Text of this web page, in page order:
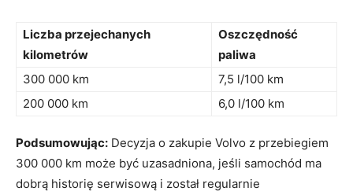
Liczba przejechanych⁣
kilometrów
Oszczędność
paliwa
300 000‍ km
7,5 l/100 km
200 000 km
6,0 l/100 km
Podsumowując: Decyzja o zakupie Volvo ​z przebiegiem
300 000 ‌km może być uzasadniona, ‍jeśli samochód ma
dobrą historię serwisową i⁤ został regularnie